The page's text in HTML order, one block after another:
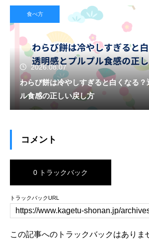
食べ方
2026.08.07
わらび餅は冷やしすぎると白くなる
ル食感の正しい戻し方
コメント
0 トラックバック
トラックバックURL
この記事へのトラックバックはありま